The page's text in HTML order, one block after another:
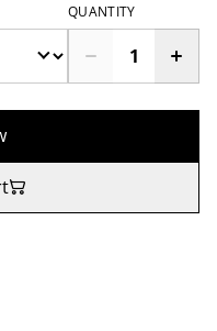
QUANTITY